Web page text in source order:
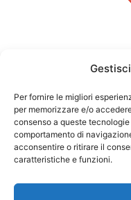
Per fornire le migliori
per memorizzare e/o
consenso a queste
comportamento di
acconsentire o ritirare il
caratteristiche e funzioni.